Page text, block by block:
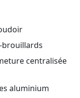
brouillards
centralisée
aluminium